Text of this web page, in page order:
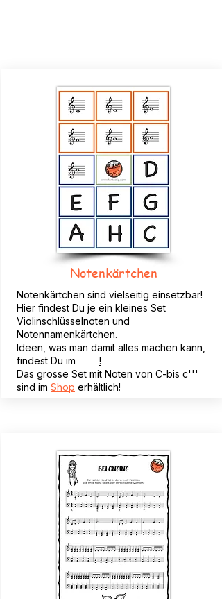
Notenkärtchen
Notenkärtchen sind vielseitig einsetzbar!
Hier findest Du je ein kleines Set
ViolinschlüsseInoten und
Notennamenkärtchen.
Ideen, was man damit alles machen kann,
findest Du im
!
Das grosse Set mit Noten von C-bis c'''
sind im Shop erhältlich!